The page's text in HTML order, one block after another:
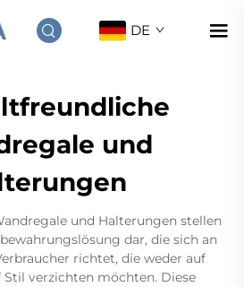
DE
und
und Halterungen stellen
dar, die sich an
richtet, die weder auf
verzichten möchten. Diese